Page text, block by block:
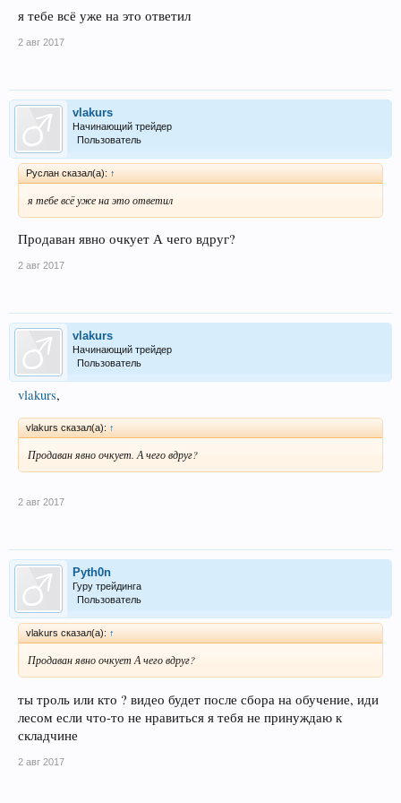
я тебе всё уже на это ответил
2 авг 2017
vlakurs
Начинающий трейдер
Пользователь
Руслан сказал(а): ↑
я тебе всё уже на это ответил
Продаван явно очкует А чего вдруг?
2 авг 2017
vlakurs
Начинающий трейдер
Пользователь
vlakurs,
vlakurs сказал(а): ↑
Продаван явно очкует. А чего вдруг?
2 авг 2017
Pyth0n
Гуру трейдинга
Пользователь
vlakurs сказал(а): ↑
Продаван явно очкует А чего вдруг?
ты троль или кто ? видео будет после сбора на обучение, иди
лесом если что-то не нравиться я тебя не принуждаю к
складчине
2 авг 2017